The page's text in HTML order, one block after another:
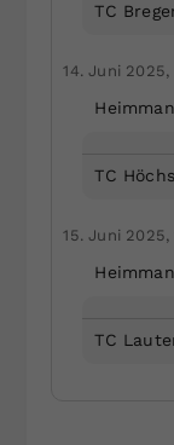
TC
14. Juni 2025,
TC
15. Juni 2025,
TC